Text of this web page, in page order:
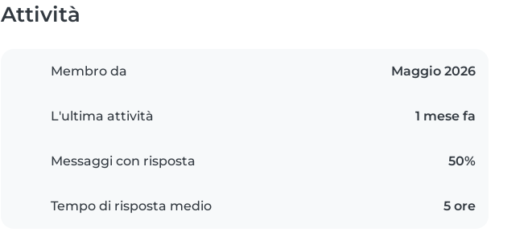
Attività
Membro da Maggio 2026
L'ultima attività 1 mese fa
Messaggi con risposta 50%
Tempo di risposta medio 5 ore